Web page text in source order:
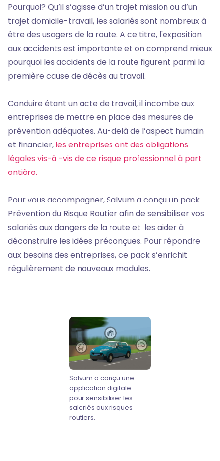
Pourquoi? Qu’il s’agisse d’un trajet mission ou d’un
trajet domicile-travail, les salariés sont nombreux à
être des usagers de la route. A ce titre, l'exposition
aux accidents est importante et on comprend mieux
pourquoi les accidents de la route figurent parmi la
première cause de décès au travail.
Conduire étant un acte de travail, il incombe aux
entreprises de mettre en place des mesures de
prévention adéquates. Au-delà de l’aspect humain
et financier, les entreprises ont des obligations
légales vis-à -vis de ce risque professionnel à part
entière.
Pour vous accompagner, Salvum a conçu un pack
Prévention du Risque Routier afin de sensibiliser vos
salariés aux dangers de la route et les aider à
déconstruire les idées préconçues. Pour répondre
aux besoins des entreprises, ce pack s’enrichit
régulièrement de nouveaux modules.
Salvum a conçu une
application digitale
pour sensibiliser les
salariés aux risques
routiers.